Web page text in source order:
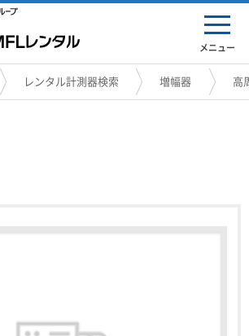
メニュー
レンタル計測器検索 増幅器 高